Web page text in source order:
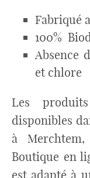
Fabriqué
100%
Absence
et chlore
Les
disponibles
à
Boutique en
est adapté à